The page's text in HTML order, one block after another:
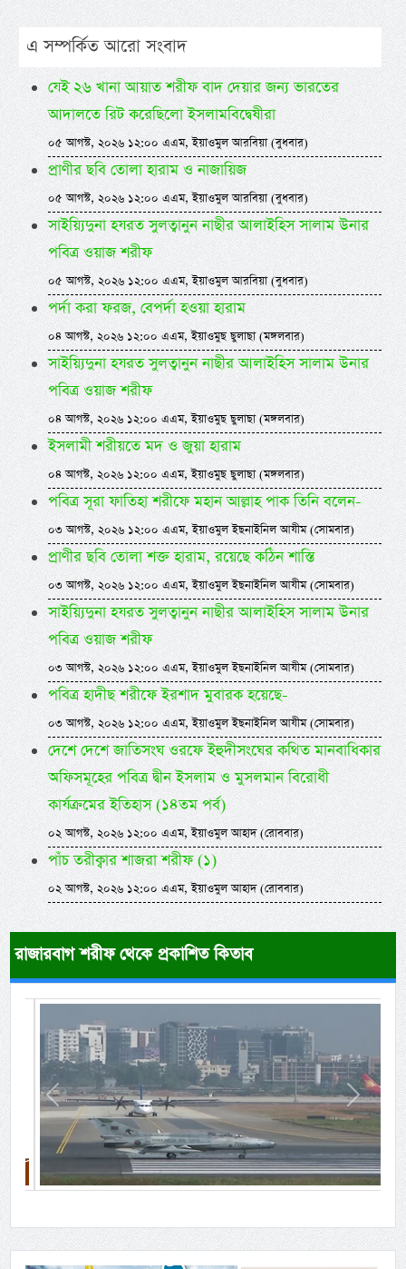
এ সম্পর্কিত আরো সংবাদ
যেই ২৬ খানা আয়াত শরীফ বাদ দেয়ার জন্য ভারতের
আদালতে রিট করেছিলো ইসলামবিদ্বেষীরা
০৫ আগস্ট, ২০২৬ ১২:০০ এএম, ইয়াওমুল আরবিয়া (বুধবার)
প্রাণীর ছবি তোলা হারাম ও নাজায়িজ
০৫ আগস্ট, ২০২৬ ১২:০০ এএম, ইয়াওমুল আরবিয়া (বুধবার)
সাইয়্যিদুনা হযরত সুলত্বানুন নাছীর আলাইহিস সালাম উনার
পবিত্র ওয়াজ শরীফ
০৫ আগস্ট, ২০২৬ ১২:০০ এএম, ইয়াওমুল আরবিয়া (বুধবার)
পর্দা করা ফরজ, বেপর্দা হওয়া হারাম
০৪ আগস্ট, ২০২৬ ১২:০০ এএম, ইয়াওমুছ ছুলাছা (মঙ্গলবার)
সাইয়্যিদুনা হযরত সুলত্বানুন নাছীর আলাইহিস সালাম উনার
পবিত্র ওয়াজ শরীফ
০৪ আগস্ট, ২০২৬ ১২:০০ এএম, ইয়াওমুছ ছুলাছা (মঙ্গলবার)
ইসলামী শরীয়তে মদ ও জুয়া হারাম
০৪ আগস্ট, ২০২৬ ১২:০০ এএম, ইয়াওমুছ ছুলাছা (মঙ্গলবার)
পবিত্র সূরা ফাতিহা শরীফে মহান আল্লাহ পাক তিনি বলেন-
০৩ আগস্ট, ২০২৬ ১২:০০ এএম, ইয়াওমুল ইছনাইনিল আযীম (সোমবার)
প্রাণীর ছবি তোলা শক্ত হারাম, রয়েছে কঠিন শাস্তি
০৩ আগস্ট, ২০২৬ ১২:০০ এএম, ইয়াওমুল ইছনাইনিল আযীম (সোমবার)
সাইয়্যিদুনা হযরত সুলত্বানুন নাছীর আলাইহিস সালাম উনার
পবিত্র ওয়াজ শরীফ
০৩ আগস্ট, ২০২৬ ১২:০০ এএম, ইয়াওমুল ইছনাইনিল আযীম (সোমবার)
পবিত্র হাদীছ শরীফে ইরশাদ মুবারক হয়েছে-
০৩ আগস্ট, ২০২৬ ১২:০০ এএম, ইয়াওমুল ইছনাইনিল আযীম (সোমবার)
দেশে দেশে জাতিসংঘ ওরফে ইহুদীসংঘের কথিত মানবাধিকার
অফিসমূহের পবিত্র দ্বীন ইসলাম ও মুসলমান বিরোধী
কার্যক্রমের ইতিহাস (১৪তম পর্ব)
০২ আগস্ট, ২০২৬ ১২:০০ এএম, ইয়াওমুল আহাদ (রোববার)
পাঁচ তরীক্বার শাজরা শরীফ (১)
০২ আগস্ট, ২০২৬ ১২:০০ এএম, ইয়াওমুল আহাদ (রোববার)
রাজারবাগ শরীফ থেকে প্রকাশিত কিতাব
Previous Next